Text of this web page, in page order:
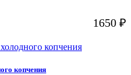
1650 ₽
копчения